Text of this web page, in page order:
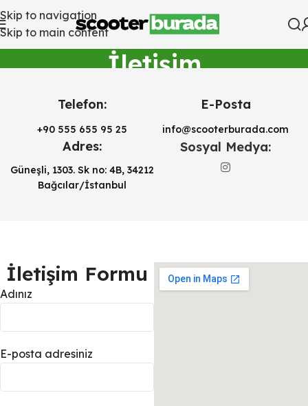
Skip to navigation
Skip to main content
İletişim
Telefon:
+90 555 655 95 25
E-Posta
info@scooterburada.com
Adres:
Güneşli, 1303. Sk no: 4B, 34212
Bağcılar/İstanbul
Sosyal Medya:
İletişim Formu
Adınız
E-posta adresiniz